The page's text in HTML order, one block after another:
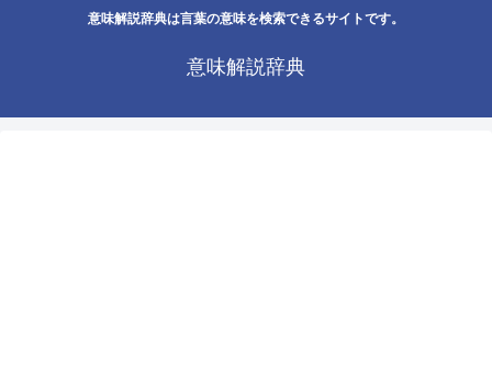
意味解説辞典は言葉の意味を検索できるサイトです。
意味解説辞典